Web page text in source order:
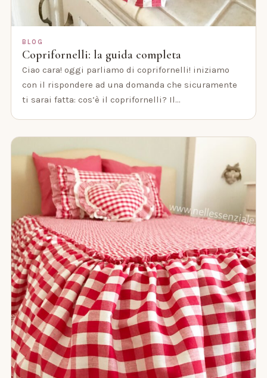
BLOG
Coprifornelli: la guida completa
Ciao cara! oggi parliamo di coprifornelli! iniziamo
con il rispondere ad una domanda che sicuramente
ti sarai fatta: cos’è il coprifornelli? Il…